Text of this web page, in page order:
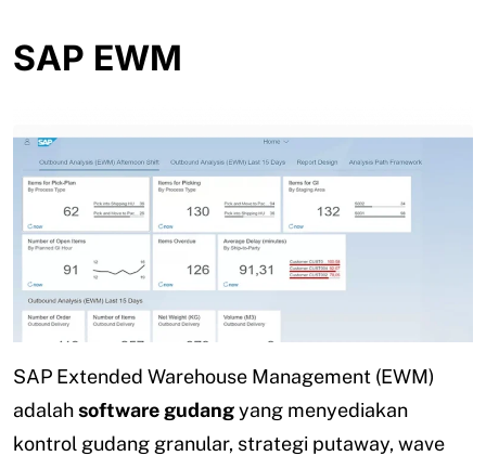
SAP EWM
SAP Extended Warehouse Management (EWM)
adalahsoftware gudangyang menyediakan
kontrol gudang granular, strategi putaway, wave